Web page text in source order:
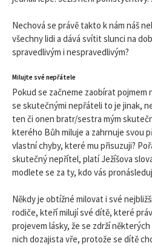
Nechová se právě takto k nám náš
všechny lidi a dává svítit slunci na
spravedlivým i nespravedlivým?
Milujte své nepřátele
Pokud se začneme zaobírat pojmem
se skutečnými nepřáteli to je jinak,
ten či onen bratr/sestra mým
kterého Bůh miluje a zahrnuje svou
vlastní chyby, které mu přisuzuji?
skutečný nepřítel, platí Ježíšova
modlete se za ty, kdo vás
Někdy je obtížné milovat i své
rodiče, kteří milují své dítě, které
projevem lásky, že se zdrží
nich dozajista vře, protože se dítě